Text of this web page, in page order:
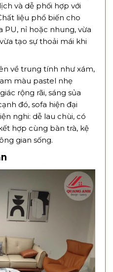
và dễ phối hợp với
liệu phổ biến cho
PU, nỉ hoặc nhung, vừa
tạo sự thoải mái khi
về trung tính như xám,
màu pastel nhẹ
rộng rãi, sáng sủa
đó, sofa hiện đại
nghi: dễ lau chùi, có
hợp cùng bàn trà, kệ
gian sống.